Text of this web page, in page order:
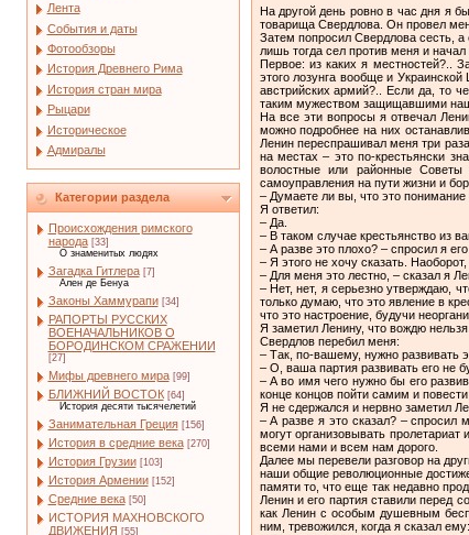
Лента
События и даты
Фотообзоры
История Древнего Рима
История стран мира
Рыцари
Историческое
Адмиралы
Категории раздела
Происхождения римского
народа [33]
О знаменитых людях
Загадка Гитлера [7]
Ален де Бенуа
Законы Хаммурапи [34]
РАПОРТЫ РУССКИХ
ВОЕНАЧАЛЬНИКОВ О
БОРОДИНСКОМ СРАЖЕНИИ
[27]
Мифы древнего мира [99]
БЛИЖНИЙ ВОСТОК [64]
История десяти тысячелетий
Занимательная Греция [156]
История в средние века [270]
История Грузии [103]
История Армении [152]
Средние века [50]
ИСТОРИЯ МАХНОВСКОГО
ДВИЖЕНИЯ [55]
На другой день ровно в час дня я
товарища Свердлова. Он провел
Затем попросил Свердлова сесть,
лишь тогда сел против меня и начал
Первое: из каких я местностей?..
этого лозунга вообще и
австрийских армий?.. Если да, то
таким мужеством защищавшими
На все эти вопросы я отвечал
можно подробнее на них
Ленин переспрашивал меня три
на местах – это по-крестьянски
волостные или районные Советы
самоуправления на пути жизни и
– Думаете ли вы, что это
Я ответил:
– Да.
– В таком случае крестьянство из
– А разве это плохо? – спросил я его.
– Я этого не хочу сказать.
– Для меня это лестно, – сказал я
– Нет, нет, я серьезно утверждаю,
только думаю, что это явление в
что это настроение, будучи
Я заметил Ленину, что вождю
Свердлов перебил меня:
– Так, по-вашему, нужно развивать
– О, ваша партия развивать его не
– А во имя чего нужно бы его
конце концов пойти самим и
Я не сдержался и нервно заметил
– А разве я это сказал? – спросил
могут организовывать
всеми нами и всем нам дорого.
Далее мы перевели разговор на
наши общие революционные
памяти то, что еще так недавно
Ленин и его партия ставили перед
как Ленин с особым душевным
ним, тревожился, когда я сказал ему: